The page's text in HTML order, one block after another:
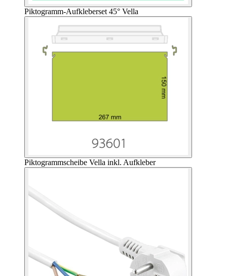
Piktogramm-Aufkleberset 45° Vella
Piktogrammscheibe Vella inkl. Aufkleber